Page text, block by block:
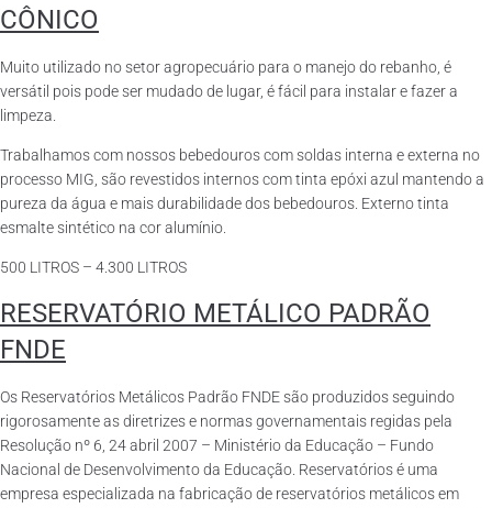
CÔNICO
Muito utilizado no setor agropecuário para o manejo do rebanho, é
versátil pois pode ser mudado de lugar, é fácil para instalar e fazer a
limpeza.
Trabalhamos com nossos bebedouros com soldas interna e externa no
processo MIG, são revestidos internos com tinta epóxi azul mantendo a
pureza da água e mais durabilidade dos bebedouros. Externo tinta
esmalte sintético na cor alumínio.
500 LITROS – 4.300 LITROS
RESERVATÓRIO METÁLICO PADRÃO
FNDE
Os Reservatórios Metálicos Padrão FNDE são produzidos seguindo
rigorosamente as diretrizes e normas governamentais regidas pela
Resolução nº 6, 24 abril 2007 – Ministério da Educação – Fundo
Nacional de Desenvolvimento da Educação. Reservatórios é uma
empresa especializada na fabricação de reservatórios metálicos em